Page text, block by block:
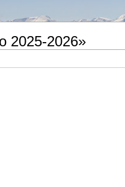
2025-2026»